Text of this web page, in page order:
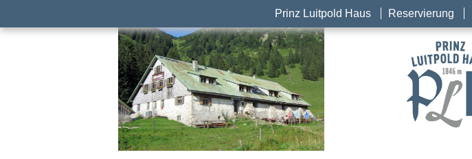
Prinz Luitpold Haus Reservierung